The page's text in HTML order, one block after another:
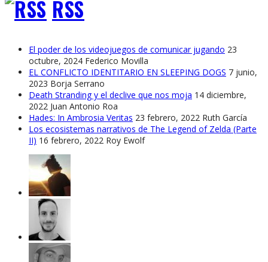
RSS
El poder de los videojuegos de comunicar jugando 23
octubre, 2024 Federico Movilla
EL CONFLICTO IDENTITARIO EN SLEEPING DOGS 7 junio,
2023 Borja Serrano
Death Stranding y el declive que nos moja 14 diciembre,
2022 Juan Antonio Roa
Hades: In Ambrosia Veritas 23 febrero, 2022 Ruth García
Los ecosistemas narrativos de The Legend of Zelda (Parte
II) 16 febrero, 2022 Roy Ewolf